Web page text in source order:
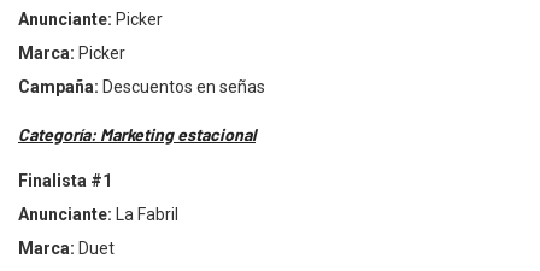
Anunciante: Picker
Marca: Picker
Campaña: Descuentos en señas
Categoría: Marketing estacional
Finalista #1
Anunciante: La Fabril
Marca: Duet